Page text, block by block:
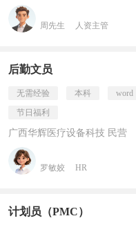
周先生 人资主管
后勤文员
无需经验 本科 word
节日福利
广西华辉医疗设备科技 民营
罗敏姣 HR
计划员（PMC）